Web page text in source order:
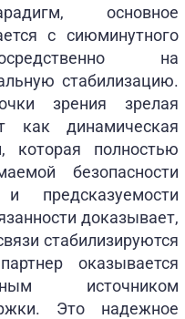
основное
с сиюминутного
на
стабилизацию.
зрения зрелая
как динамическая
которая полностью
безопасности
предсказуемости
доказывает,
стабилизируются
оказывается
источником
Это надежное